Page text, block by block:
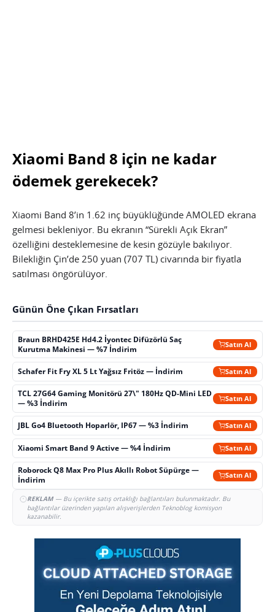
Xiaomi Band 8 için ne kadar
ödemek gerekecek?
Xiaomi Band 8’in 1.62 inç büyüklüğünde AMOLED ekrana
gelmesi bekleniyor. Bu ekranın “Sürekli Açık Ekran”
özelliğini desteklemesine de kesin gözüyle bakılıyor.
Bilekliğin Çin’de 250 yuan (707 TL) civarında bir fiyatla
satılması öngörülüyor.
Günün Öne Çıkan Fırsatları
Braun BRHD425E Hd4.2 İyontec Difüzörlü Saç
Kurutma Makinesi — %7 İndirim
Satın Al
Schafer Fit Fry XL 5 Lt Yağsız Fritöz — İndirim Satın Al
TCL 27G64 Gaming Monitörü 27\" 180Hz QD-Mini LED
— %3 İndirim
Satın Al
JBL Go4 Bluetooth Hoparlör, IP67 — %3 İndirim Satın Al
Xiaomi Smart Band 9 Active — %4 İndirim Satın Al
Roborock Q8 Max Pro Plus Akıllı Robot Süpürge —
İndirim
Satın Al
REKLAM— Bu içerikte satış ortaklığı bağlantıları bulunmaktadır. Bu
bağlantılar üzerinden yapılan alışverişlerden Teknoblog komisyon
kazanabilir.